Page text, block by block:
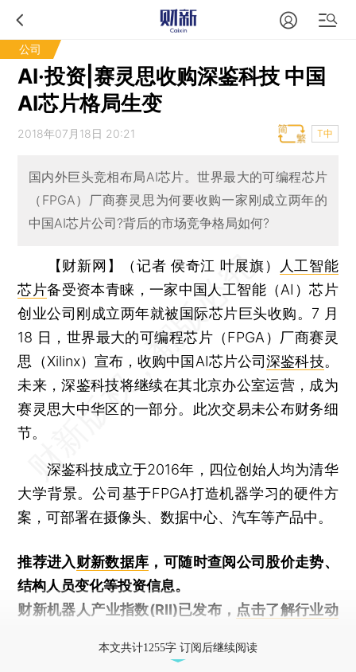
公司
AI·投资|赛灵思收购深鉴科技 中国
AI芯片格局生变
2018年07月18日 20:21 T中
国内外巨头竞相布局AI芯片。世界最大的可编程芯片
（FPGA）厂商赛灵思为何要收购一家刚成立两年的
中国AI芯片公司?背后的市场竞争格局如何?
【财新网】（记者 侯奇江 叶展旗）
人工智能
芯片备受资本青睐，一家中国人工智能（AI）芯片
创业公司刚成立两年就被国际芯片巨头收购。7 月
18 日，世界最大的可编程芯片（FPGA）厂商赛灵
思（Xilinx）宣布，收购中国AI芯片公司深鉴科技。
未来，深鉴科技将继续在其北京办公室运营，成为
赛灵思大中华区的一部分。此次交易未公布财务细
节。
深鉴科技成立于2016年，四位创始人均为清华
大学背景。公司基于FPGA打造机器学习的硬件方
案，可部署在摄像头、数据中心、汽车等产品中。
推荐进入财新数据库 ，可随时查阅公司股价走势、
结构人员变化等投资信息。
财新机器人产业指数(RII)已发布， 点击了解行业动
本文共计1255字 订阅后继续阅读